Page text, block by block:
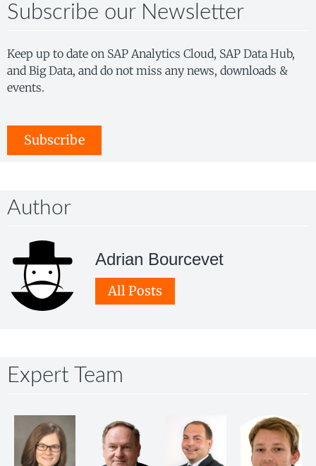
Subscribe our Newsletter
Keep up to date on SAP Analytics Cloud, SAP Data Hub,
and Big Data, and do not miss any news, downloads &
events.
Subscribe
Author
Adrian Bourcevet
All Posts
Expert Team